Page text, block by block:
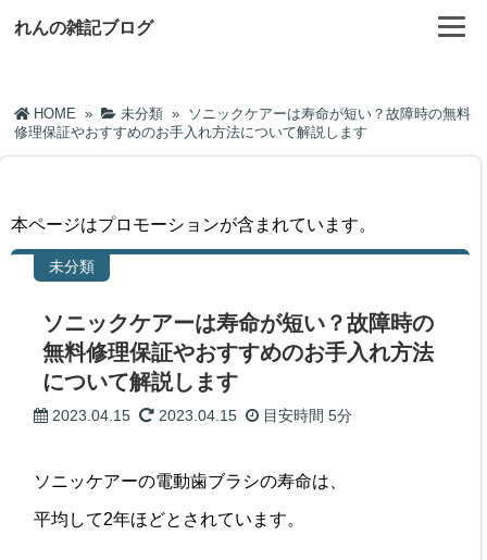
れんの雑記ブログ
HOME » 未分類 »
ソニックケアーは寿命が短い？故障時の無料
修理保証やおすすめのお手入れ方法について解説します
本ページはプロモーションが含まれています。
未分類
ソニックケアーは寿命が短い？故障時の
無料修理保証やおすすめのお手入れ方法
について解説します
2023.04.15 2023.04.15 目安時間5分
ソニッケアーの電動歯ブラシの寿命は、
平均して2年ほどとされています。